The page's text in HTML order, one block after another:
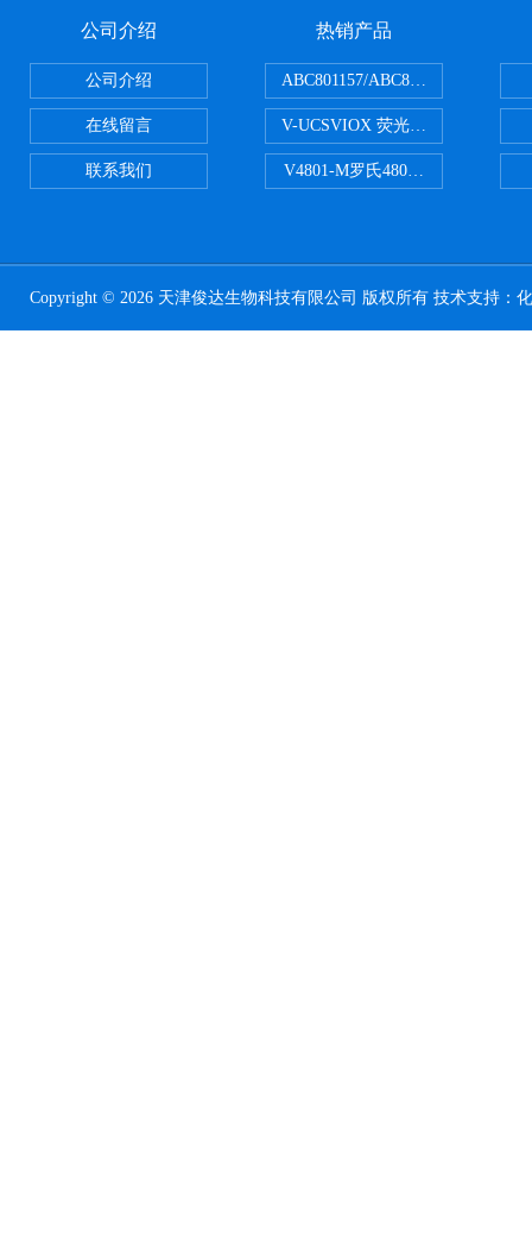
公司介绍
公司介绍
在线留言
联系我们
热销产品
ABC801157/ABC801506ABC常规
V-UCSVIOX 荧光定量封板膜
V4801-M罗氏480适配96孔板 PCR
Copyright © 2026 天津俊达生物科技有限公司 版权所有 技术支持：